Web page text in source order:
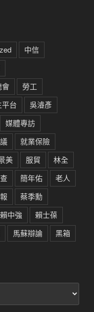
中信
會
勞工
台
吳濬彥
媒體專訪
就業保險
美 服貿
林全
簡年佑
老人
蔡季勳
賴中強
賴士葆
馬蘇辯論 黑箱